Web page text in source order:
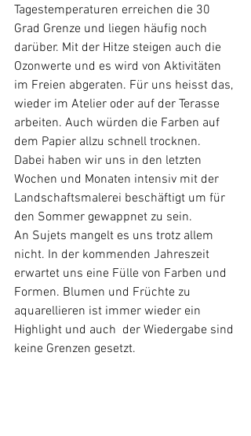
Tagestemperaturen erreichen die 30
Grad Grenze und liegen häufig noch
darüber. Mit der Hitze steigen auch die
Ozonwerte und es wird von Aktivitäten
im Freien abgeraten. Für uns heisst das,
wieder im Atelier oder auf der Terasse
arbeiten. Auch würden die Farben auf
dem Papier allzu schnell trocknen.
Dabei haben wir uns in den letzten
Wochen und Monaten intensiv mit der
Landschaftsmalerei beschäftigt um für
den Sommer gewappnet zu sein.
An Sujets mangelt es uns trotz allem
nicht. In der kommenden Jahreszeit
erwartet uns eine Fülle von Farben und
Formen. Blumen und Früchte zu
aquarellieren ist immer wieder ein
Highlight und auch  der Wiedergabe sind
keine Grenzen gesetzt.